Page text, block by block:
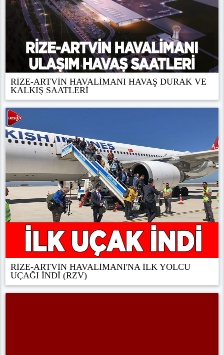
RİZE-ARTVİN HAVALİMANI HAVAŞ DURAK VE
KALKIŞ SAATLERİ
RİZE-ARTVİN HAVALİMANI'NA İLK YOLCU
UÇAĞI İNDİ (RZV)